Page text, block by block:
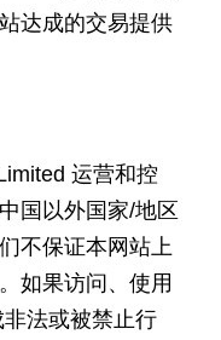
达成的交易提供
运营和控
国以外国家/地区
不保证本网站上
如果访问、使用
法或被禁止行